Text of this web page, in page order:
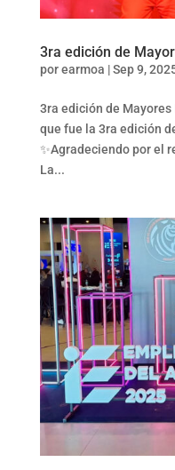
3ra edición de
porearmoa |Sep 9,
3ra edición de
que fue la 3ra edición
✨️Agradeciendo por el
La...